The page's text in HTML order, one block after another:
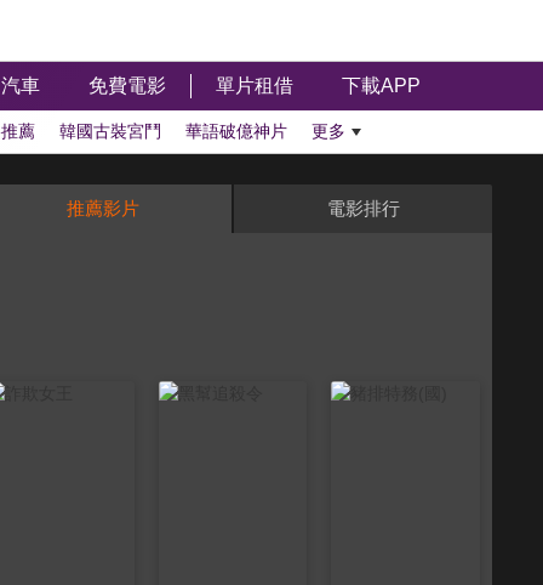
汽車 免費電影 單片租借 下載APP
薦 韓國古裝宮鬥 華語破億神片 更多
推薦影片 電影排行